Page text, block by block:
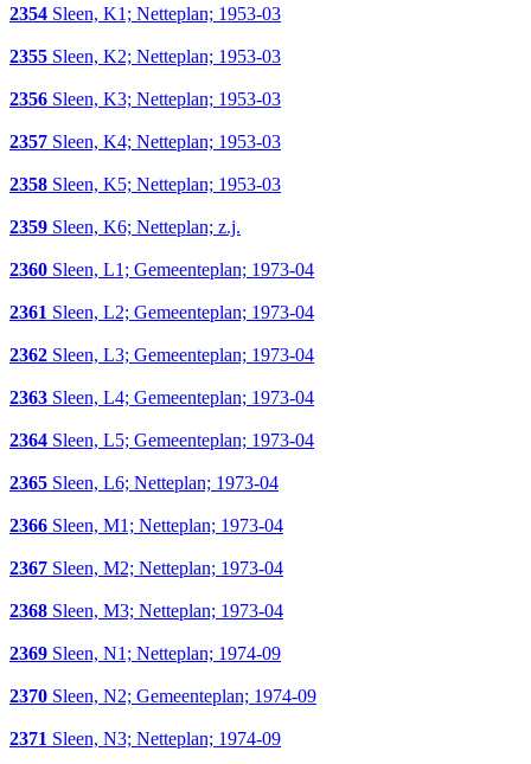
2354 Sleen, K1; Netteplan; 1953-03
2355 Sleen, K2; Netteplan; 1953-03
2356 Sleen, K3; Netteplan; 1953-03
2357 Sleen, K4; Netteplan; 1953-03
2358 Sleen, K5; Netteplan; 1953-03
2359 Sleen, K6; Netteplan; z.j.
2360 Sleen, L1; Gemeenteplan; 1973-04
2361 Sleen, L2; Gemeenteplan; 1973-04
2362 Sleen, L3; Gemeenteplan; 1973-04
2363 Sleen, L4; Gemeenteplan; 1973-04
2364 Sleen, L5; Gemeenteplan; 1973-04
2365 Sleen, L6; Netteplan; 1973-04
2366 Sleen, M1; Netteplan; 1973-04
2367 Sleen, M2; Netteplan; 1973-04
2368 Sleen, M3; Netteplan; 1973-04
2369 Sleen, N1; Netteplan; 1974-09
2370 Sleen, N2; Gemeenteplan; 1974-09
2371 Sleen, N3; Netteplan; 1974-09